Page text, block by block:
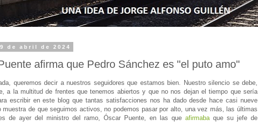
de abril de 2024
afirma que Pedro Sánchez es "el puto amo"
queremos decir a nuestros seguidores que estamos bien. Nuestro silencio se debe,
a la multitud de frentes que tenemos abiertos y que no nos dejan el tiempo que sería
escribir en este blog que tantas satisfacciones nos ha dado desde hace casi nueve
muestra de que seguimos activos, no podemos pasar por alto, una vez más, las últimas
de ayer del ministro del ramo, Óscar Puente, en las que afirmaba que su jefe de